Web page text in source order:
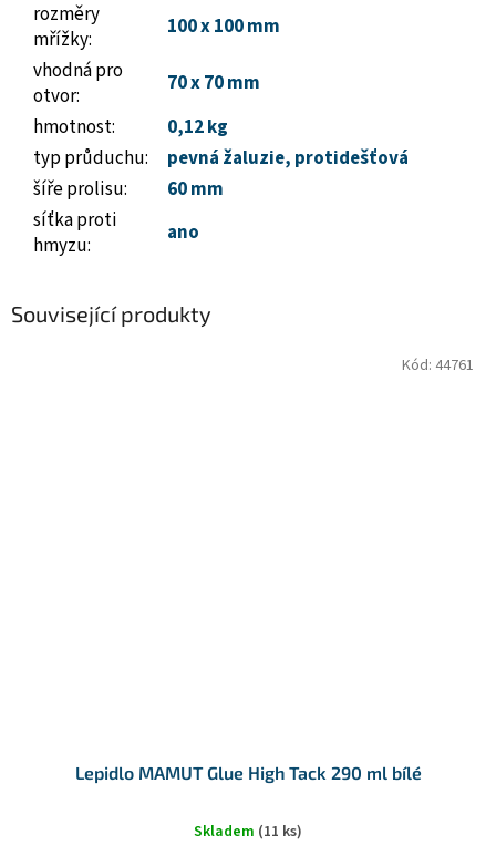
rozměry
mřížky:
100 x 100 mm
vhodná pro
otvor:
70 x 70 mm
hmotnost:
0,12 kg
typ průduchu:
pevná žaluzie, protidešťová
šíře prolisu:
60 mm
síťka proti
hmyzu: ano
Související produkty
Lepidlo MAMUT Glue High Tack 290 ml bílé
Skladem (11 ks)
Kód: 44761